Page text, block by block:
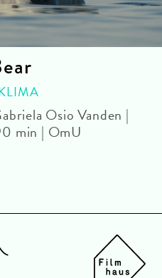
Osio Vanden |
min | OmU